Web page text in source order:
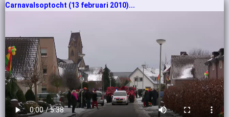
Carnavalsoptocht (13 februari 2010)...